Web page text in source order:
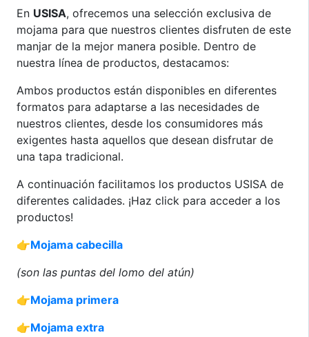
En USISA, ofrecemos una selección exclusiva de
mojama para que nuestros clientes disfruten de este
manjar de la mejor manera posible. Dentro de
nuestra línea de productos, destacamos:
Ambos productos están disponibles en diferentes
formatos para adaptarse a las necesidades de
nuestros clientes, desde los consumidores más
exigentes hasta aquellos que desean disfrutar de
una tapa tradicional.
A continuación facilitamos los productos USISA de
diferentes calidades. ¡Haz click para acceder a los
productos!
👉Mojama cabecilla
(son las puntas del lomo del atún)
👉Mojama primera
👉Mojama extra